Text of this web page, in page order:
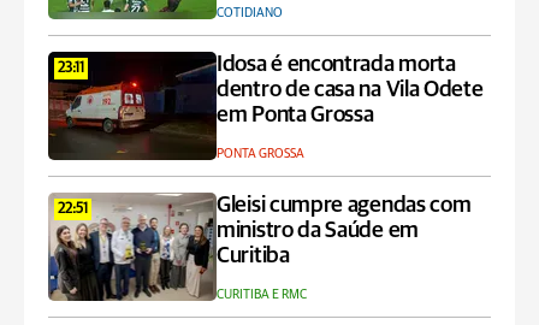
COTIDIANO
23:11
Idosa é encontrada morta
dentro de casa na Vila Odete
em Ponta Grossa
PONTA GROSSA
22:51
Gleisi cumpre agendas com
ministro da Saúde em
Curitiba
CURITIBA E RMC